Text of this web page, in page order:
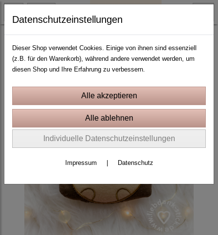
ITH Stickprojekte In the Hoop
Datenschutzeinstellungen
Dieser Shop verwendet Cookies. Einige von ihnen sind essenziell
(z.B. für den Warenkorb), während andere verwendet werden, um
diesen Shop und Ihre Erfahrung zu verbessern.
Individuelle Datenschutzeinstellungen
Impressum Datenschutz